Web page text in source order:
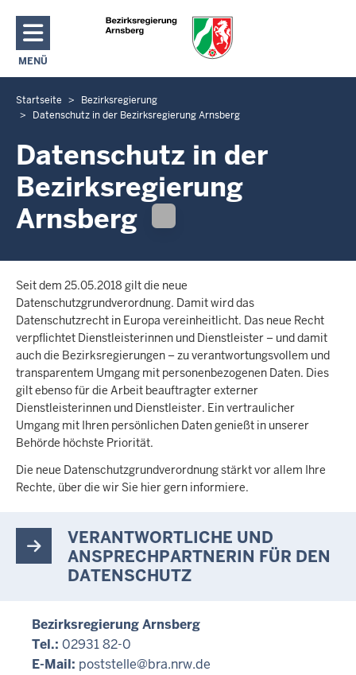
Direkt zum Inhalt
MENÜ
NAVIGATION AKTIVIEREN/DEAKTIVIEREN: HAUPTMENÜ
S
e
b
e
i
d
e
n
s
i
c
h
h
i
e
Startseite
Bezirksregierung
Datenschutz in der Bezirksregierung Arnsberg
Datenschutz in der
Bezirksregierung
Arnsberg
Seit dem 25.05.2018 gilt die neue
Datenschutzgrundverordnung. Damit wird das
Datenschutzrecht in Europa vereinheitlicht. Das neue Recht
verpflichtet Dienstleisterinnen und Dienstleister – und damit
auch die Bezirksregierungen – zu verantwortungsvollem und
transparentem Umgang mit personenbezogenen Daten. Dies
gilt ebenso für die Arbeit beauftragter externer
Dienstleisterinnen und Dienstleister. Ein vertraulicher
Umgang mit Ihren persönlichen Daten genießt in unserer
Behörde höchste Priorität.
Die neue Datenschutzgrundverordnung stärkt vor allem Ihre
Rechte, über die wir Sie hier gern informiere.
VERANTWORTLICHE UND
ANSPRECHPARTNERIN FÜR DEN
DATENSCHUTZ
Bezirksregierung Arnsberg
Tel.: 02931 82-0
E-Mail: poststelle@bra.nrw.de